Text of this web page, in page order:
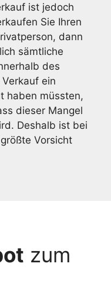
ist jedoch
Sie Ihren
dann
sämtliche
des
ein
haben müssten,
dieser Mangel
Deshalb ist bei
Vorsicht
zum